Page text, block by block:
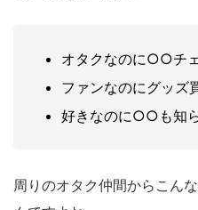
オタクなのに○○チ
ファンなのにグッズ
好きなのに○○も知
周りのオタク仲間からこん